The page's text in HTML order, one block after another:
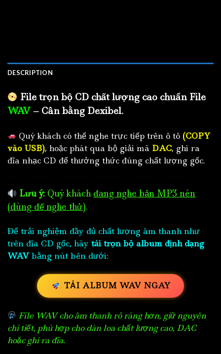
DESCRIPTION
File trọn bộ CD chất lượng cao chuẩn File
WAV – Cân bằng Dexibel.
Quý khách có thể nghe trực tiếp trên ô tô (COPY
vào USB), hoặc phát qua bộ giải mã DAC, ghi ra
đĩa nhạc CD để thưởng thức đúng chất lượng gốc.
Lưu ý: Quý khách đang nghe bản MP3 nén
(dùng để nghe thử).
Để trải nghiệm đầy đủ chất lượng âm thanh như
trên đĩa CD gốc, hãy tải trọn bộ album định dạng
WAV bằng nút bên dưới:
TẢI ALBUM WAV NGAY
File WAV cho âm thanh rõ ràng hơn, giữ nguyên
chi tiết, phù hợp cho dàn loa chất lượng cao, DAC
hoặc ghi ra đĩa.